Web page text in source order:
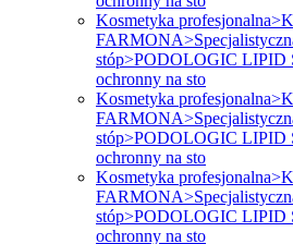
Kosmetyka
stóp>PODOLOGIC LIPID
ochronny na sto
Kosmetyka
stóp>PODOLOGIC LIPID
ochronny na sto
Kosmetyka
stóp>PODOLOGIC LIPID
ochronny na sto